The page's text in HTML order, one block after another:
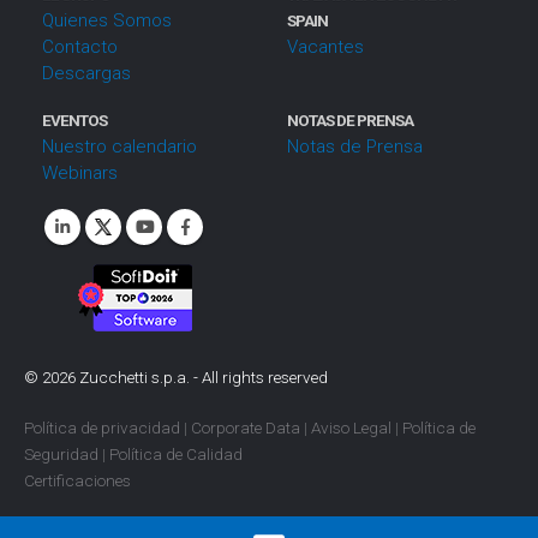
e
n
t
Quienes Somos
Contacto
Descargas
SPAIN
Vacantes
EVENTOS
Nuestro calendario
Webinars
NOTAS DE PRENSA
Notas de Prensa
© 2026 Zucchetti s.p.a. - All rights reserved
Política de privacidad | Corporate Data | Aviso Legal | Política de
Seguridad | Política de Calidad
Certificaciones